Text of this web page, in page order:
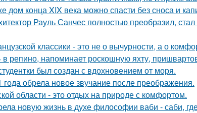
дом конца XIX века можно спасти без сноса и
Рауль Санчес полностью преобразил,
классики - это не о вычурности, а о
репино, напоминает роскошную яхту,
был создан с вдохновением от моря.
обрела новое звучание после преображения.
области - это отдых на природе с комфортом.
новую жизнь в духе философии ваби - саби,